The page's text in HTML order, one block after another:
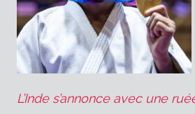
L’Inde s’annonce avec une